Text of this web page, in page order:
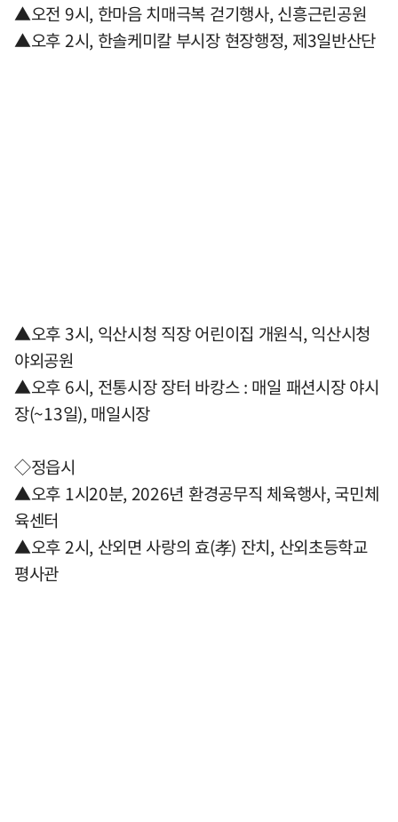
▲오전 9시, 한마음 치매극복 걷기행사, 신흥근린공원
▲오후 2시, 한솔케미칼 부시장 현장행정, 제3일반산단
▲오후 3시, 익산시청 직장 어린이집 개원식, 익산시청
야외공원
▲오후 6시, 전통시장 장터 바캉스 : 매일 패션시장 야시
장(~13일), 매일시장
◇정읍시
▲오후 1시20분, 2026년 환경공무직 체육행사, 국민체
육센터
▲오후 2시, 산외면 사랑의 효(孝) 잔치, 산외초등학교
평사관